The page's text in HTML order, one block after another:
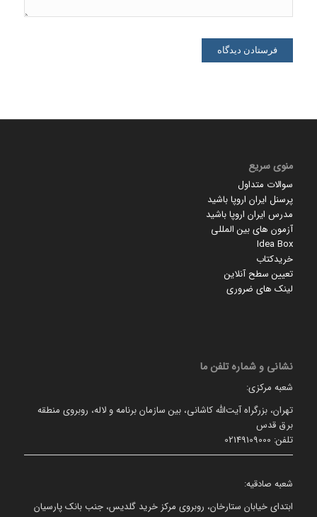
منوی سریع
سوالات متداول
پرسنل ایران اروپا باشید
مدرس ایران اروپا باشید
آزمون های بین المللی
Idea Box
خریدکتاب
تعیین سطح آنلاین
لینک های ضروری
نشانی و شماره تلفن ما
شعبه مرکزی:
تهران، بزرگراه آیت‌الله کاشانی، بین سازمان برنامه و لاله، روبروی منطقه
برق قدس
تلفن: 02149109000
شعبه صادقیه:
ابتدای خیابان ستارخان، روبروی مرکز خرید گلدیس، جنب بانک پارسیان